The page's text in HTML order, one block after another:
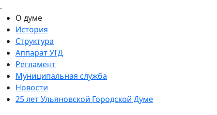
.
О думе
История
Структура
Аппарат УГД
Регламент
Муниципальная служба
Новости
25 лет Ульяновской Городской Думе